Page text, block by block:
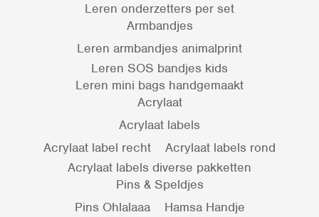
Leren onderzetters per set
Armbandjes
Leren armbandjes animalprint
Leren SOS bandjes kids
Leren mini bags handgemaakt
Acrylaat
Acrylaat labels
Acrylaat label recht
Acrylaat labels rond
Acrylaat labels diverse pakketten
Pins & Speldjes
Pins Ohlalaaa
Hamsa Handje